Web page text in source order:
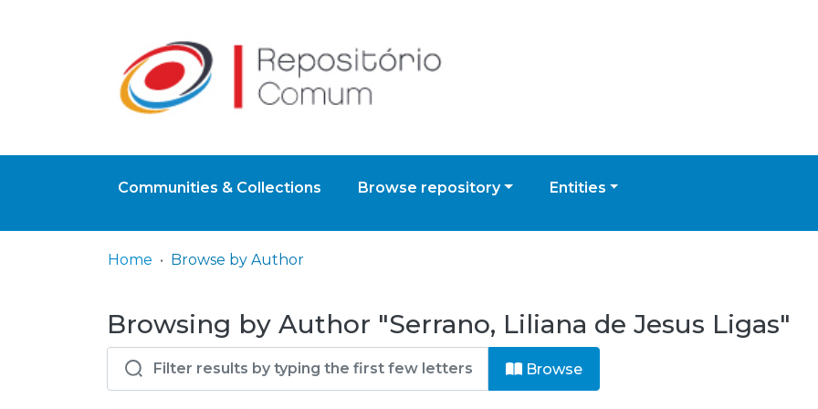
Communities & Collections Browse repository Entities
Home Browse by Author
Browsing by Author "Serrano, Liliana de Jesus Ligas"
Browse